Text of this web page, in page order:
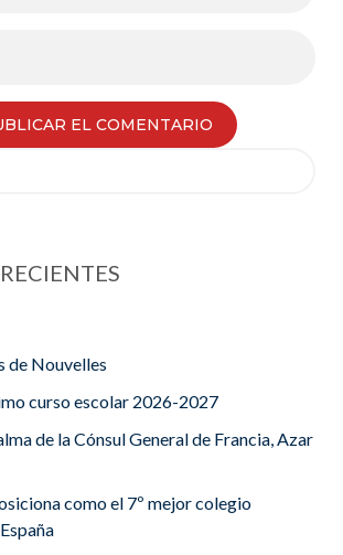
de Nouvelles
curso escolar 2026-2027
de la Cónsul General de Francia, Azar
como el 7º mejor colegio